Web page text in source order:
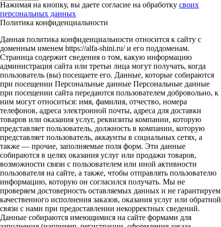
Нажимая на кнопку, вы даете согласие на обработку своих
персональных данных
Политика конфиденциальности
Данная политика конфиденциальности относится к сайту с
доменным именем https://alfa-shini.ru/ и его поддоменам.
Страница содержит сведения о том, какую информацию
администрация сайта или третьи лица могут получать, когда
пользователь (вы) посещаете его. Данные, которые собираются
при посещении Персональные данные Персональные данные
при посещении сайта передаются пользователем добровольно, к
ним могут относиться: имя, фамилия, отчество, номера
телефонов, адреса электронной почты, адреса для доставки
товаров или оказания услуг, реквизиты компании, которую
представляет пользователь, должность в компании, которую
представляет пользователь, аккаунты в социальных сетях, а
также — прочие, заполняемые поля форм. Эти данные
собираются в целях оказания услуг или продажи товаров,
возможности связи с пользователем или иной активности
пользователя на сайте, а также, чтобы отправлять пользователю
информацию, которую он согласился получать. Мы не
проверяем достоверность оставляемых данных и не гарантируем
качественного исполнения заказов, оказания услуг или обратной
связи с нами при предоставлении некорректных сведений.
Данные собираются имеющимися на сайте формами для